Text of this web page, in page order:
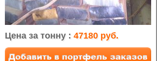
Цена за тонну : 47180 руб.